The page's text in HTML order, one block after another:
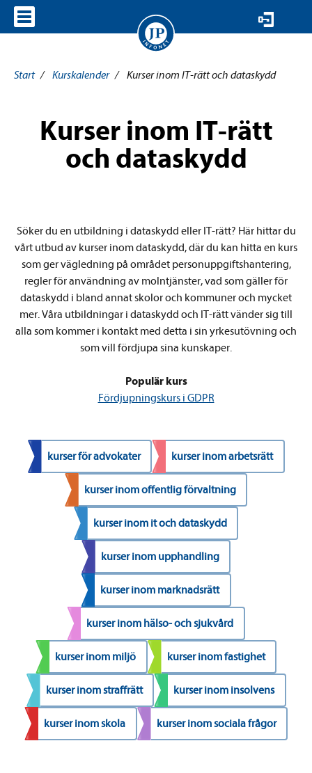
Start / Kurskalender / Kurser inom IT-rätt och dataskydd
Kurser inom IT-rätt
och dataskydd
Söker du en utbildning i dataskydd eller IT-rätt? Här hittar du
vårt utbud av kurser inom dataskydd, där du kan hitta en kurs
som ger vägledning på området personuppgiftshantering,
regler för användning av molntjänster, vad som gäller för
dataskydd i bland annat skolor och kommuner och mycket
mer. Våra utbildningar i dataskydd och IT-rätt vänder sig till
alla som kommer i kontakt med detta i sin yrkesutövning och
som vill fördjupa sina kunskaper.
Populär kurs
Fördjupningskurs i GDPR
kurser för advokater kurser inom arbetsrätt
kurser inom offentlig förvaltning
kurser inom it och dataskydd
kurser inom upphandling
kurser inom marknadsrätt
kurser inom hälso- och sjukvård
kurser inom miljö kurser inom fastighet
kurser inom straffrätt kurser inom insolvens
kurser inom skola kurser inom sociala frågor